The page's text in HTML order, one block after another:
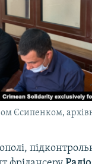
КРИМУ
Єсипенком,